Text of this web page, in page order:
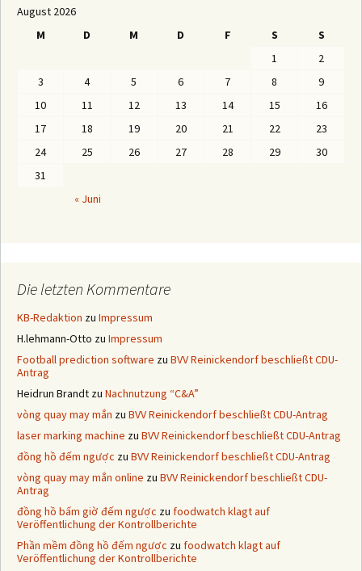
n
August 2026
M
D M D F S S
« Juni
1
2
3
4 5 6 7 8
9
10
11 12 13 14 15
16
17
18 19 20 21 22
23
24
25 26 27 28 29
30
31
Die letzten Kommentare
KB-Redaktion zu Impressum
H.lehmann-Otto zu Impressum
Football prediction software zu BVV Reinickendorf beschließt CDU-
Antrag
Heidrun Brandt zu Nachnutzung “C&A”
vòng quay may mắn zu BVV Reinickendorf beschließt CDU-Antrag
laser marking machine zu BVV Reinickendorf beschließt CDU-Antrag
đồng hồ đếm ngược zu BVV Reinickendorf beschließt CDU-Antrag
vòng quay may mắn online zu BVV Reinickendorf beschließt CDU-
Antrag
đồng hồ bấm giờ đếm ngược zu foodwatch klagt auf
Veröffentlichung der Kontrollberichte
Phần mềm đồng hồ đếm ngược zu foodwatch klagt auf
Veröffentlichung der Kontrollberichte